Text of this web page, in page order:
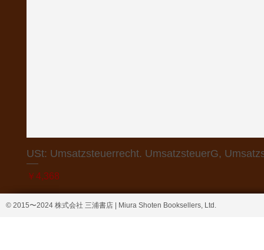
USt: Umsatzsteuerrecht. UmsatzsteuerG,
価格
￥4,368
© 2015〜2024 株式会社 三浦書店 | Miura Shoten Booksellers, Ltd.